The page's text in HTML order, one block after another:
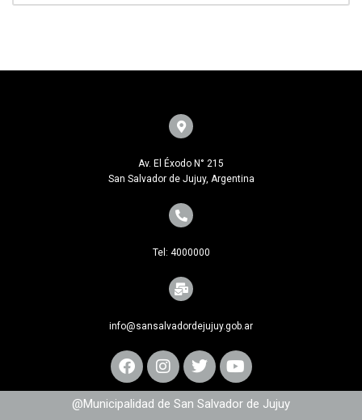
Av. El Éxodo N° 215
San Salvador de Jujuy, Argentina
Tel: 4000000
info@sansalvadordejujuy.gob.ar
@Municipalidad de San Salvador de Jujuy